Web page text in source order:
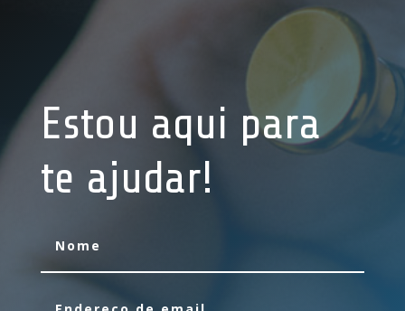
Estou aqui para
te ajudar!